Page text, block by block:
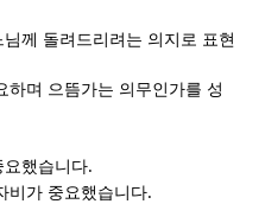
께 돌려드리려는 의지로 표현
하며 으뜸가는 의무인가를 성
요했습니다.
비가 중요했습니다.